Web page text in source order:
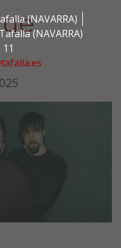
(NAVARRA)
(NAVARRA)